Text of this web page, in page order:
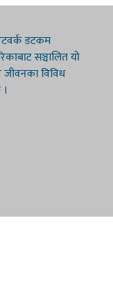
डटकम
सञ्चालित यो
जीवनका विविध